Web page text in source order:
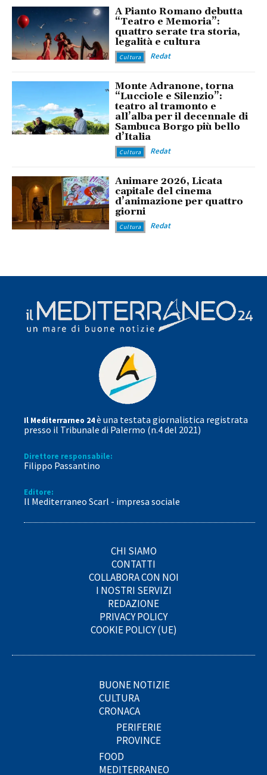
A Pianto Romano debutta
“Teatro e Memoria”:
quattro serate tra storia,
legalità e cultura
Cultura Redat
Monte Adranone, torna
“Lucciole e Silenzio”:
teatro al tramonto e
all’alba per il decennale di
Sambuca Borgo più bello
d’Italia
Cultura Redat
Animare 2026, Licata
capitale del cinema
d’animazione per quattro
giorni
Cultura Redat
Il Mediterrarneo 24è una testata giornalistica registrata
presso il Tribunale di Palermo (n.4 del 2021)
Direttore responsabile:
Filippo Passantino
Editore:
Il Mediterraneo Scarl - impresa sociale
CHI SIAMO
CONTATTI
COLLABORA CON NOI
I NOSTRI SERVIZI
REDAZIONE
PRIVACY POLICY
COOKIE POLICY (UE)
BUONE NOTIZIE
CULTURA
CRONACA
PERIFERIE
PROVINCE
FOOD
MEDITERRANEO